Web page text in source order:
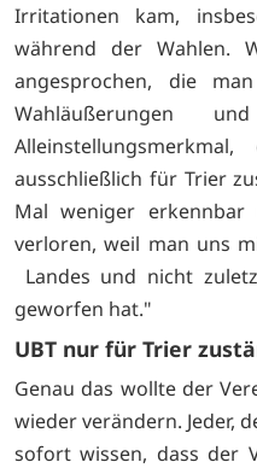
Irritationen kam,
während der Wahlen.
angesprochen, die
Wahläußerungen
ausschließlich für Trier
Mal weniger
verloren, weil man uns
Landes und nicht
geworfen hat."
UBT nur für Trier
Genau das wollte der
wieder verändern. Jeder,
sofort wissen, dass der